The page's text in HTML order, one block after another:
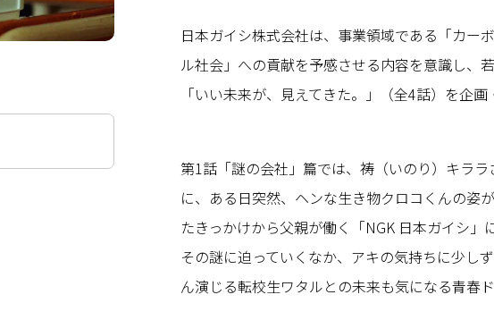
日本ガイシ株式会社は、事業領域である「カー
ル社会」への貢献を予感させる内容を意識し、
「いい未来が、見えてきた。」（全4話）を企画
第1話「謎の会社」篇では、祷（いのり）キラ
に、ある日突然、ヘンな生き物クロコくんの姿
たきっかけから父親が働く「NGK 日本ガイシ」
その謎に迫っていくなか、アキの気持ちに少し
ん演じる転校生ワタルとの未来も気になる青春